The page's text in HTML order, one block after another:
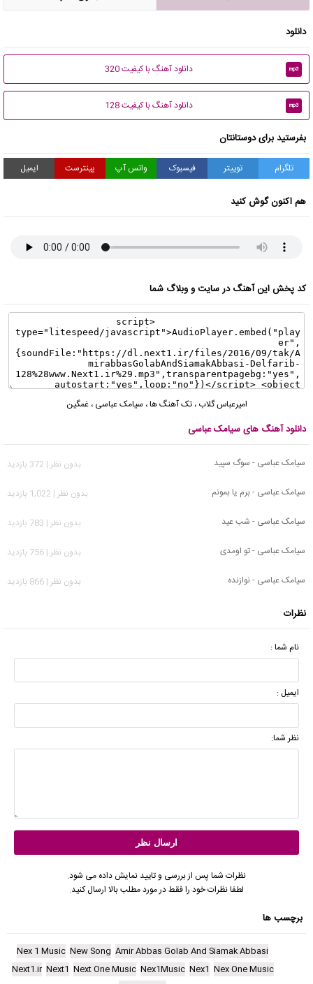
دانلود
mp3 دانلود آهنگ با کیفیت 320
mp3 دانلود آهنگ با کیفیت 128
بفرستید برای دوستانتان
تلگرام توییتر فیسبوک واتس آپ پینترست ایمیل
هم اکنون گوش کنید
کد پخش این آهنگ در سایت و وبلاگ شما
امیرعباس گلاب ،تک آهنگ ها، سیامک عباسی ،غمگین
دانلود آهنگ های سیامک عباسی
سیامک عباسی - سوگ سپید
بدون نظر | 372 بازدید
سیامک عباسی - برم یا بمونم
بدون نظر | 1,022 بازدید
سیامک عباسی - شب عید
بدون نظر | 783 بازدید
سیامک عباسی - تو اومدی
بدون نظر | 756 بازدید
سیامک عباسی - نوازنده
بدون نظر | 866 بازدید
نظرات
نام شما :
ایمیل :
نظر شما:
نظرات شما پس از بررسی و تایید نمایش داده می شود.
لطفا نظرات خود را فقط در مورد مطلب بالا ارسال کنید.
برچسب ها
Amir Abbas Golab And Siamak Abbasi
New Song
Nex 1 Music
Nex One Music
Nex1
Nex1Music
Next One Music
Next1
Next1.ir